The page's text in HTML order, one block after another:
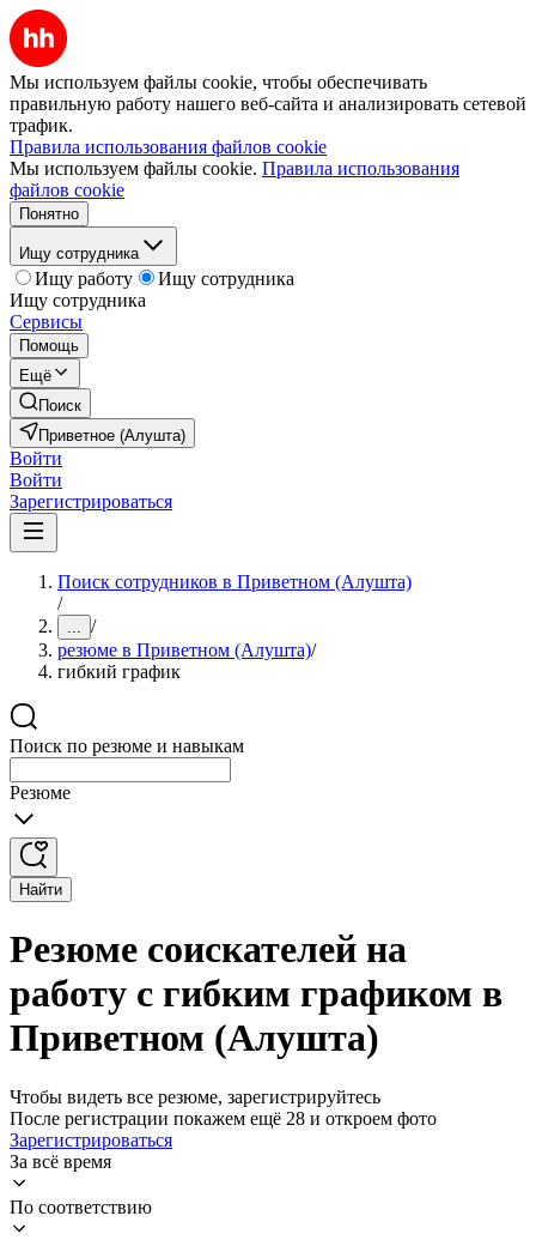
Мы используем файлы cookie, чтобы обеспечивать
правильную работу нашего веб-сайта и анализировать сетевой
трафик.
Правила использования файлов cookie
Мы используем файлы cookie. Правила использования
файлов cookie
Понятно
Ищу сотрудника
Ищу работу
Ищу сотрудника
Ищу сотрудника
Сервисы
Помощь
Ещё
Поиск
Приветное (Алушта)
Войти
Войти
Зарегистрироваться
Поиск сотрудников в Приветном (Алушта)
/
... /
резюме в Приветном (Алушта)/
гибкий график
Поиск по резюме и навыкам
Резюме
Найти
Резюме соискателей на
работу с гибким графиком в
Приветном (Алушта)
Чтобы видеть все резюме, зарегистрируйтесь
После регистрации покажем ещё 28 и откроем фото
Зарегистрироваться
За всё время
По соответствию